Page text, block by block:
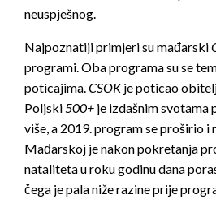
neuspješnog.
Najpoznatiji primjeri su mađarski
programi. Oba programa su se
poticajima. CSOKje poticao
Poljski 500+ je izdašnim svotama
više, a 2019. program se proširio i
Mađarskoj je nakon pokretanja
nataliteta u roku godinu dana
čega je pala niže razine prije